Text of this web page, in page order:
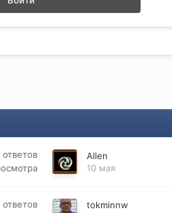
ответов
Allen
10 мая
ответов
tokminnw